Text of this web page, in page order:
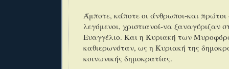
Άμποτε, κάποτε οι άνθρωποι-και πρώτοι
λεγόμενοι, χριστιανοί-να ξαναγύριζαν
Ευαγγέλιο. Και η Κυριακή των
καθιερωνόταν, ως η Κυριακή της
κοινωνικής δημοκρατίας.